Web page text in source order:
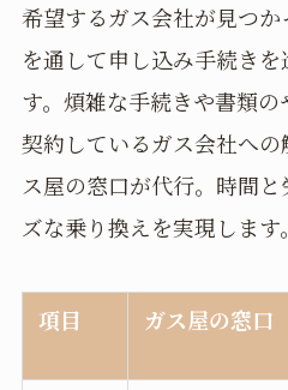
希望するガス会社が見つ
を通して申し込み手続き
す。煩雑な手続きや書類
契約しているガス会社へ
ス屋の窓口が代行。時間
ズな乗り換えを実現します。
項目 ガス屋の窓口